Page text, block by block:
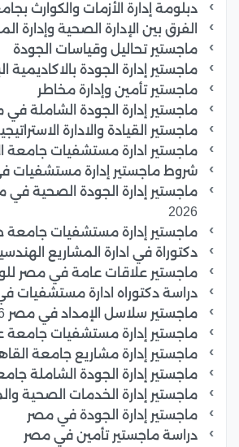
دبلومة إدارة الأزمات والكوارث
الفرق بين الإدارة الصحية وإدارة
ماجستير تحاليل وقياسات الجودة
ماجستير إدارة الجودة بالاكاديمية
ماجستير تأمين وإدارة مخاطر
ماجستير إدارة الجودة الشاملة
ماجستير القيادة والادارة
ماجستير ادارة مستشفيات جامعة
شروط ماجستير إدارة مستشفيات
ماجستير إدارة الجودة الصحية في
2026
ماجستير إدارة مستشفيات جامعة
دكتوراة في ادارة المشاريع
ماجستير علاقات عامة في مصر
دراسة دكتوراه ادارة مستشفيات في
ماجستير سلاسل الإمداد في مصر 2026
ماجستير إدارة مستشفيات
ماجستير إدارة مشاريع جامعة
ماجستير إدارة الجودة الشاملة
ماجستير إدارة الخدمات الصحية
ماجستير إدارة الجودة في مصر
دراسة ماجستير تأمين في مصر